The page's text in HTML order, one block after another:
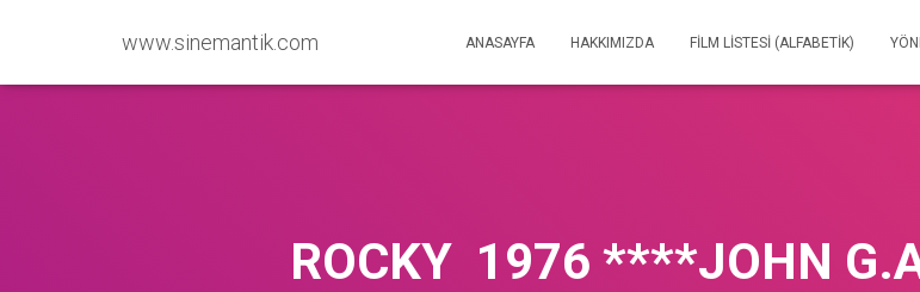
www.sinemantik.com ANASAYFA HAKKIMIZDA FILM LISTESI (ALFABETIK)
ROCKY 1976 ****JOHN